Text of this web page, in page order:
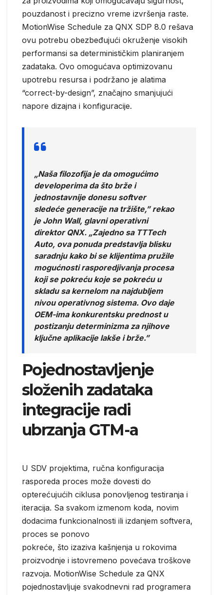
pouzdanost i precizno vreme izvršenja raste.
MotionWise Schedule za QNX SDP 8.0 rešava
ovu potrebu obezbeđujući okruženje visokih
performansi sa determinističkim planiranjem
zadataka. Ovo omogućava optimizovanu
upotrebu resursa i podržano je alatima
“correct-by-design”, značajno smanjujući
napore dizajna i konfiguracije.
„Naša filozofija je da omogućimo
developerima da što brže i
jednostavnije donesu softver
sledeće generacije na tržište,” rekao
je John Wall, glavni operativni
direktor QNX. „Zajedno sa TTTech
Auto, ova ponuda predstavlja blisku
saradnju kako bi se klijentima pružile
mogućnosti rasporedjivanja procesa
koji se pokreću koje se pokreću u
skladu sa kernelom na najdubljem
nivou operativnog sistema. Ovo daje
OEM-ima konkurentsku prednost u
postizanju determinizma za njihove
ključne aplikacije lakše i brže.”
Pojednostavljenje
složenih zadataka
integracije radi
ubrzanja GTM-a
U SDV projektima, ručna konfiguracija
rasporeda proces može dovesti do
opterećujućih ciklusa ponovljenog testiranja i
iteracija. Sa svakom izmenom koda, novim
dodacima funkcionalnosti ili izdanjem softvera,
proces se ponovo
pokreće, što izaziva kašnjenja u rokovima
proizvodnje i istovremeno povećava troškove
razvoja. MotionWise Schedule za QNX
pojednostavljuje svakodnevni rad programera